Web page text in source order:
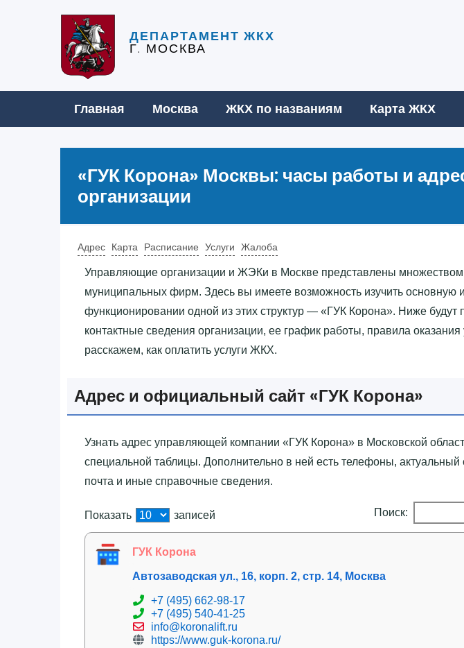
ДЕПАРТАМЕНТ ЖКХ
Г. МОСКВА
Главная Москва ЖКХ по названиям Карта ЖКХ
«‎ГУК Корона»‎ Москвы: часы работы и
организации
Адрес Карта Расписание Услуги Жалоба
Управляющие организации и ЖЭКи в Москве представлены множеством
муниципальных фирм. Здесь вы имеете возможность изучить
функционировании одной из этих структур — «‎ГУК Корона»‎. Ниже будут
контактные сведения организации, ее график работы, правила оказания
расскажем, как оплатить услуги ЖКХ.
Адрес и официальный сайт «‎ГУК Корона»‎
Узнать адрес управляющей компании «‎ГУК Корона»‎ в Московской
специальной таблицы. Дополнительно в ней есть телефоны, актуальный
почта и иные справочные сведения.
Показать записей Поиск:
ГУК Корона
Автозаводская ул., 16, корп. 2, стр. 14, Москва
+7 (495) 662-98-17
+7 (495) 540-41-25
info@koronalift.ru
https://www.guk-korona.ru/